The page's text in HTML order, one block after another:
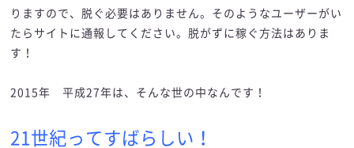
りますので、脱ぐ必要はありません。そのようなユーザーがい
たらサイトに通報してください。脱がずに稼ぐ方法はありま
す！
2015年 平成27年は、そんな世の中なんです！
21世紀ってすばらしい！